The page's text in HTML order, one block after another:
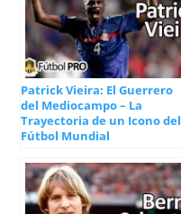
Patrick Vieira: El Guerrero
del Mediocampo – La
Trayectoria de un Icono del
Fútbol Mundial